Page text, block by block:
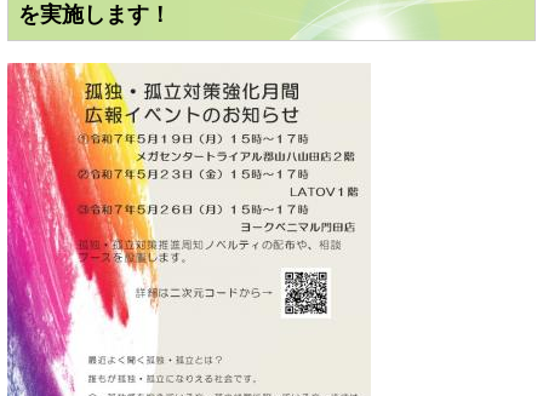
を実施します！